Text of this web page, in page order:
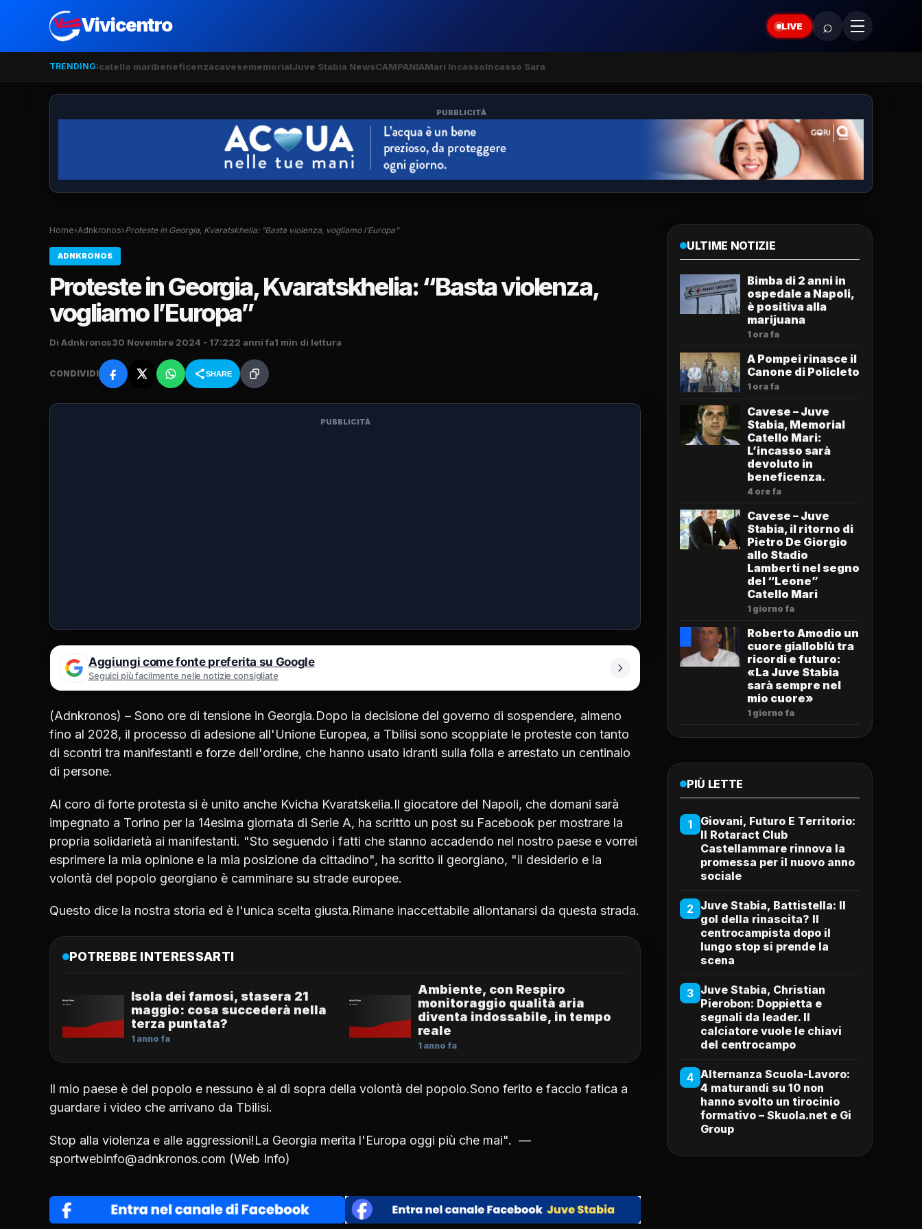
Vivicentro LIVE ⌕
TRENDING:catello maribeneficenzacavesememorialJuve Stabia NewsCAMPANIAMari IncassoIncasso Sara
PUBBLICITÀ
Home›Adnkronos›Proteste in Georgia, Kvaratskhelia: “Basta violenza, vogliamo l’Europa”
ADNKRONOS
Proteste in Georgia, Kvaratskhelia: “Basta violenza,
vogliamo l’Europa”
Di Adnkronos30 Novembre 2024 - 17:222 anni fa1 min di lettura
CONDIVIDI SHARE
PUBBLICITÀ
Aggiungi come fonte preferita su Google
Seguici più facilmente nelle notizie consigliate
(Adnkronos) – Sono ore di tensione in Georgia.Dopo la decisione del governo di sospendere, almeno
fino al 2028, il processo di adesione all'Unione Europea, a Tbilisi sono scoppiate le proteste con tanto
di scontri tra manifestanti e forze dell'ordine, che hanno usato idranti sulla folla e arrestato un centinaio
di persone.
Al coro di forte protesta si è unito anche Kvicha Kvaratskelia.Il giocatore del Napoli, che domani sarà
impegnato a Torino per la 14esima giornata di Serie A, ha scritto un post su Facebook per mostrare la
propria solidarietà ai manifestanti. "Sto seguendo i fatti che stanno accadendo nel nostro paese e vorrei
esprimere la mia opinione e la mia posizione da cittadino", ha scritto il georgiano, "il desiderio e la
volontà del popolo georgiano è camminare su strade europee.
Questo dice la nostra storia ed è l'unica scelta giusta.Rimane inaccettabile allontanarsi da questa strada.
POTREBBE INTERESSARTI
Isola dei famosi, stasera 21
maggio: cosa succederà nella
terza puntata?
1 anno fa
Ambiente, con Respiro
monitoraggio qualità aria
diventa indossabile, in tempo
reale
1 anno fa
Il mio paese è del popolo e nessuno è al di sopra della volontà del popolo.Sono ferito e faccio fatica a
guardare i video che arrivano da Tbilisi.
Stop alla violenza e alle aggressioni!La Georgia merita l'Europa oggi più che mai". —
sportwebinfo@adnkronos.com (Web Info)
ULTIME NOTIZIE
Bimba di 2 anni in
ospedale a Napoli,
è positiva alla
marijuana
1 ora fa
A Pompei rinasce il
Canone di Policleto
1 ora fa
Cavese – Juve
Stabia, Memorial
Catello Mari:
L’incasso sarà
devoluto in
beneficenza.
4 ore fa
Cavese – Juve
Stabia, il ritorno di
Pietro De Giorgio
allo Stadio
Lamberti nel segno
del “Leone”
Catello Mari
1 giorno fa
Roberto Amodio un
cuore gialloblù tra
ricordi e futuro:
«La Juve Stabia
sarà sempre nel
mio cuore»
1 giorno fa
PIÙ LETTE
1
Giovani, Futuro E Territorio:
Il Rotaract Club
Castellammare rinnova la
promessa per il nuovo anno
sociale
2 Juve Stabia, Battistella: Il
gol della rinascita? Il
centrocampista dopo il
lungo stop si prende la
scena
3 Juve Stabia, Christian
Pierobon: Doppietta e
segnali da leader. Il
calciatore vuole le chiavi
del centrocampo
4 Alternanza Scuola-Lavoro:
4 maturandi su 10 non
hanno svolto un tirocinio
formativo – Skuola.net e Gi
Group